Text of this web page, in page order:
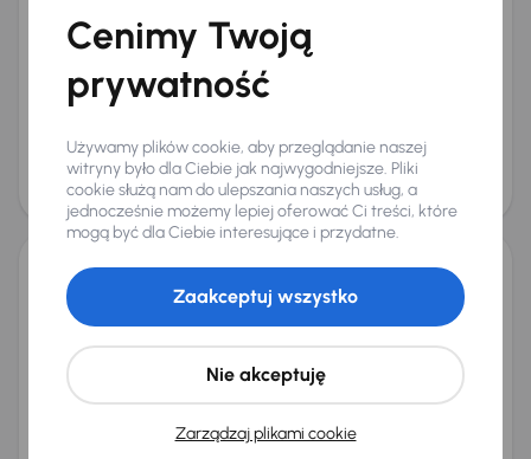
Benzyna Full-Hybrid EV (FHEV) (Full-Hybrid)
Książka serwisowa Auta krajowe
+5 kolejnych
Miesięczna rata
Cena
88 000 zł
Taniej o 1 500 zł
Kia Niro Hybrid
202333 831 km
Od pierwszego właściciela
Książka serwisowa
Auta krajowe
97 500 zł
Cenimy Twoją
prywatność
Używamy plików cookie, aby przeglądanie naszej
witryny było dla Ciebie jak najwygodniejsze. Pliki
cookie służą nam do ulepszania naszych usług, a
jednocześnie możemy lepiej oferować Ci treści, które
mogą być dla Ciebie interesujące i przydatne.
Zarządzaj plikami cookie
Nie akceptuję
Zaakceptuj wszystko